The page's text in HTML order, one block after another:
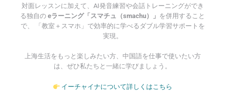
対面レッスンに加えて、AI発音練習や会話トレーニングができ
る独自の eラーニング「スマチュ（smachu）」 を併用すること
で、 「教室＋スマホ」で効率的に学べるダブル学習サポートを
実現。
上海生活をもっと楽しみたい方、中国語を仕事で使いたい方
は、ぜひ私たちと一緒に学びましょう。
イーチャイナについて詳しくはこちら